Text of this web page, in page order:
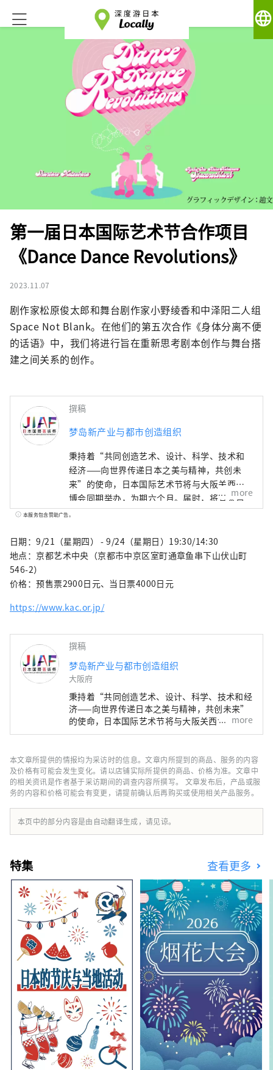
language
第一届日本国际艺术节合作项目
《Dance Dance Revolutions》
2023.11.07
剧作家松原俊太郎和舞台剧作家小野绫香和中泽阳二人组
Space Not Blank。在他们的第五次合作《身体分离不便
的话语》中，我们将进行旨在重新思考剧本创作与舞台搭
建之间关系的创作。
撰稿
梦岛新产业与都市创造组织
秉持着“共同创造艺术、设计、科学、技术和
经济——向世界传递日本之美与精神，共创未
来”的使命，日本国际艺术节将与大阪关西世
博会同期举办，为期六个月。届时，将有来自
158个国家和地区以及7个国际组织的代表参
日本各地的网络平台，共同构建文化艺术、经
济社会之间的良性循环，并致力于创造一个充
与世界各国在多元文化艺术、科学技术和经济
************************************** 梦
健康都市设计研究所
https://yumeshimakikou.org/ 每日新闻大
厦，大阪市北区梅田3-4-5，邮编：530-0001
邮箱：info@yumeshimakikou.com 电话：
06-6136-8803
***************************************
more
本服务包含赞助广告。
日期：9/21（星期四） - 9/24（星期日）19:30/14:30
地点：京都艺术中央（京都市中京区室町通章鱼串下山伏山町
546-2）
价格：预售票2900日元、当日票4000日元
https://www.kac.or.jp/
撰稿
梦岛新产业与都市创造组织
大阪府
秉持着“共同创造艺术、设计、科学、技术和经
济——向世界传递日本之美与精神，共创未来”
的使命，日本国际艺术节将与大阪关西世博会同
期举办，为期六个月。届时，将有来自158个国
博会场馆、京都、大阪、关西以及日本各地的网
络平台，共同构建文化艺术、经济社会之间的良
性循环，并致力于创造一个充满光彩的美好未
来。我们希望世博会能够成为与世界各国在多元
文化艺术、科学技术和经济领域拓展合作共创的
契机。
厦，大阪市北区梅田3-4-5，邮编：530-0001
邮箱：info@yumeshimakikou.com 电话：
06-6136-8803
***************************************
more
本文章所提供的情报均为采访时的信息。文章内所提到的商品、服务的内容
及价格有可能会发生变化。请以店铺实际所提供的商品、价格为准。文章中
的相关资讯是作者基于采访期间的调查内容所撰写。 文章发布后，产品或服
务的内容和价格可能会有变更，请提前确认后再购买或使用相关产品服务。
本页中的部分内容是由自动翻译生成，请见谅。
特集 查看更多